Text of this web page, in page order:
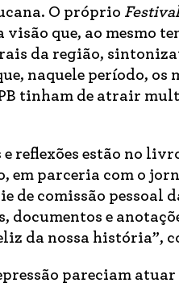
O próprio
que, ao mesmo
da região,
naquele período,
tinham de atrair
reflexões estão no
em parceria com o
de comissão pessoal
documentos e
da nossa história”,
pareciam